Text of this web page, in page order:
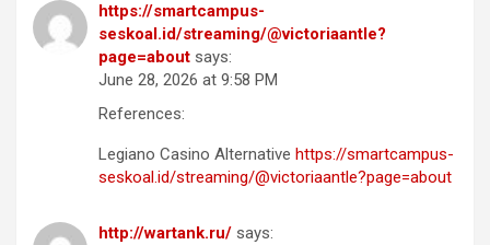
https://smartcampus-
seskoal.id/streaming/@victoriaantle?
page=about says:
June 28, 2026 at 9:58 PM
References:
Legiano Casino Alternative https://smartcampus-
seskoal.id/streaming/@victoriaantle?page=about
http://wartank.ru/ says: